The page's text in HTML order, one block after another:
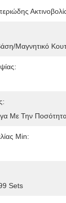
μαγνητικό
Με Την
Min:
Sets